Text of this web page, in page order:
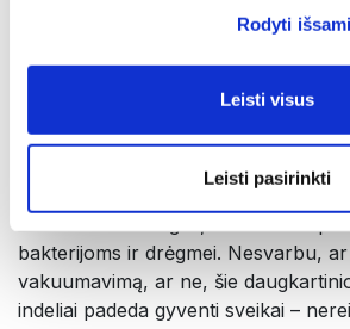
Rodyti
Leisti visus
Leisti pasirinkti
kasdieniam naudojimui – nesvarbu,
produktus, pakuojate pietus, ar
Ši hermetiška technologija apsaugo
bakterijoms ir drėgmei. Nesvarbu,
vakuumavimą, ar ne, šie
indeliai padeda gyventi sveikai –